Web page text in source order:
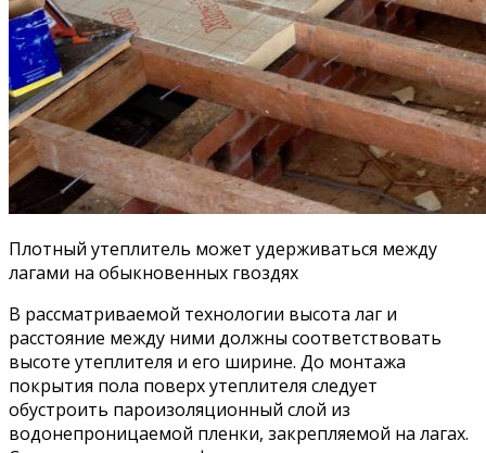
Плотный утеплитель может удерживаться между
лагами на обыкновенных гвоздях
В рассматриваемой технологии высота лаг и
расстояние между ними должны соответствовать
высоте утеплителя и его ширине. До монтажа
покрытия пола поверх утеплителя следует
обустроить пароизоляционный слой из
водонепроницаемой пленки, закрепляемой на лагах.